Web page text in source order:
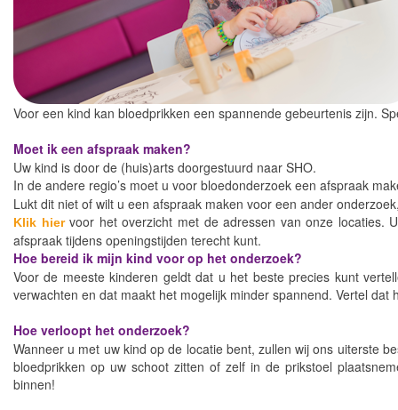
Voor een kind kan bloedprikken een spannende gebeurtenis zijn.
Moet ik een afspraak maken?
Uw kind is door de (huis)arts doorgestuurd naar SHO.
In de andere regio’s moet u voor bloedonderzoek een afspraak
Lukt dit niet of wilt u een afspraak maken voor een ander
Klik hiervoor het overzicht met de adressen van onze locaties.
afspraak tijdens openingstijden terecht kunt.
Hoe bereid ik mijn kind voor op het onderzoek?
Voor de meeste kinderen geldt dat u het beste precies kunt
verwachten en dat maakt het mogelijk minder spannend. Vertel
Hoe verloopt het onderzoek?
Wanneer u met uw kind op de locatie bent, zullen wij ons uiterste
bloedprikken op uw schoot zitten of zelf in de prikstoel
binnen!